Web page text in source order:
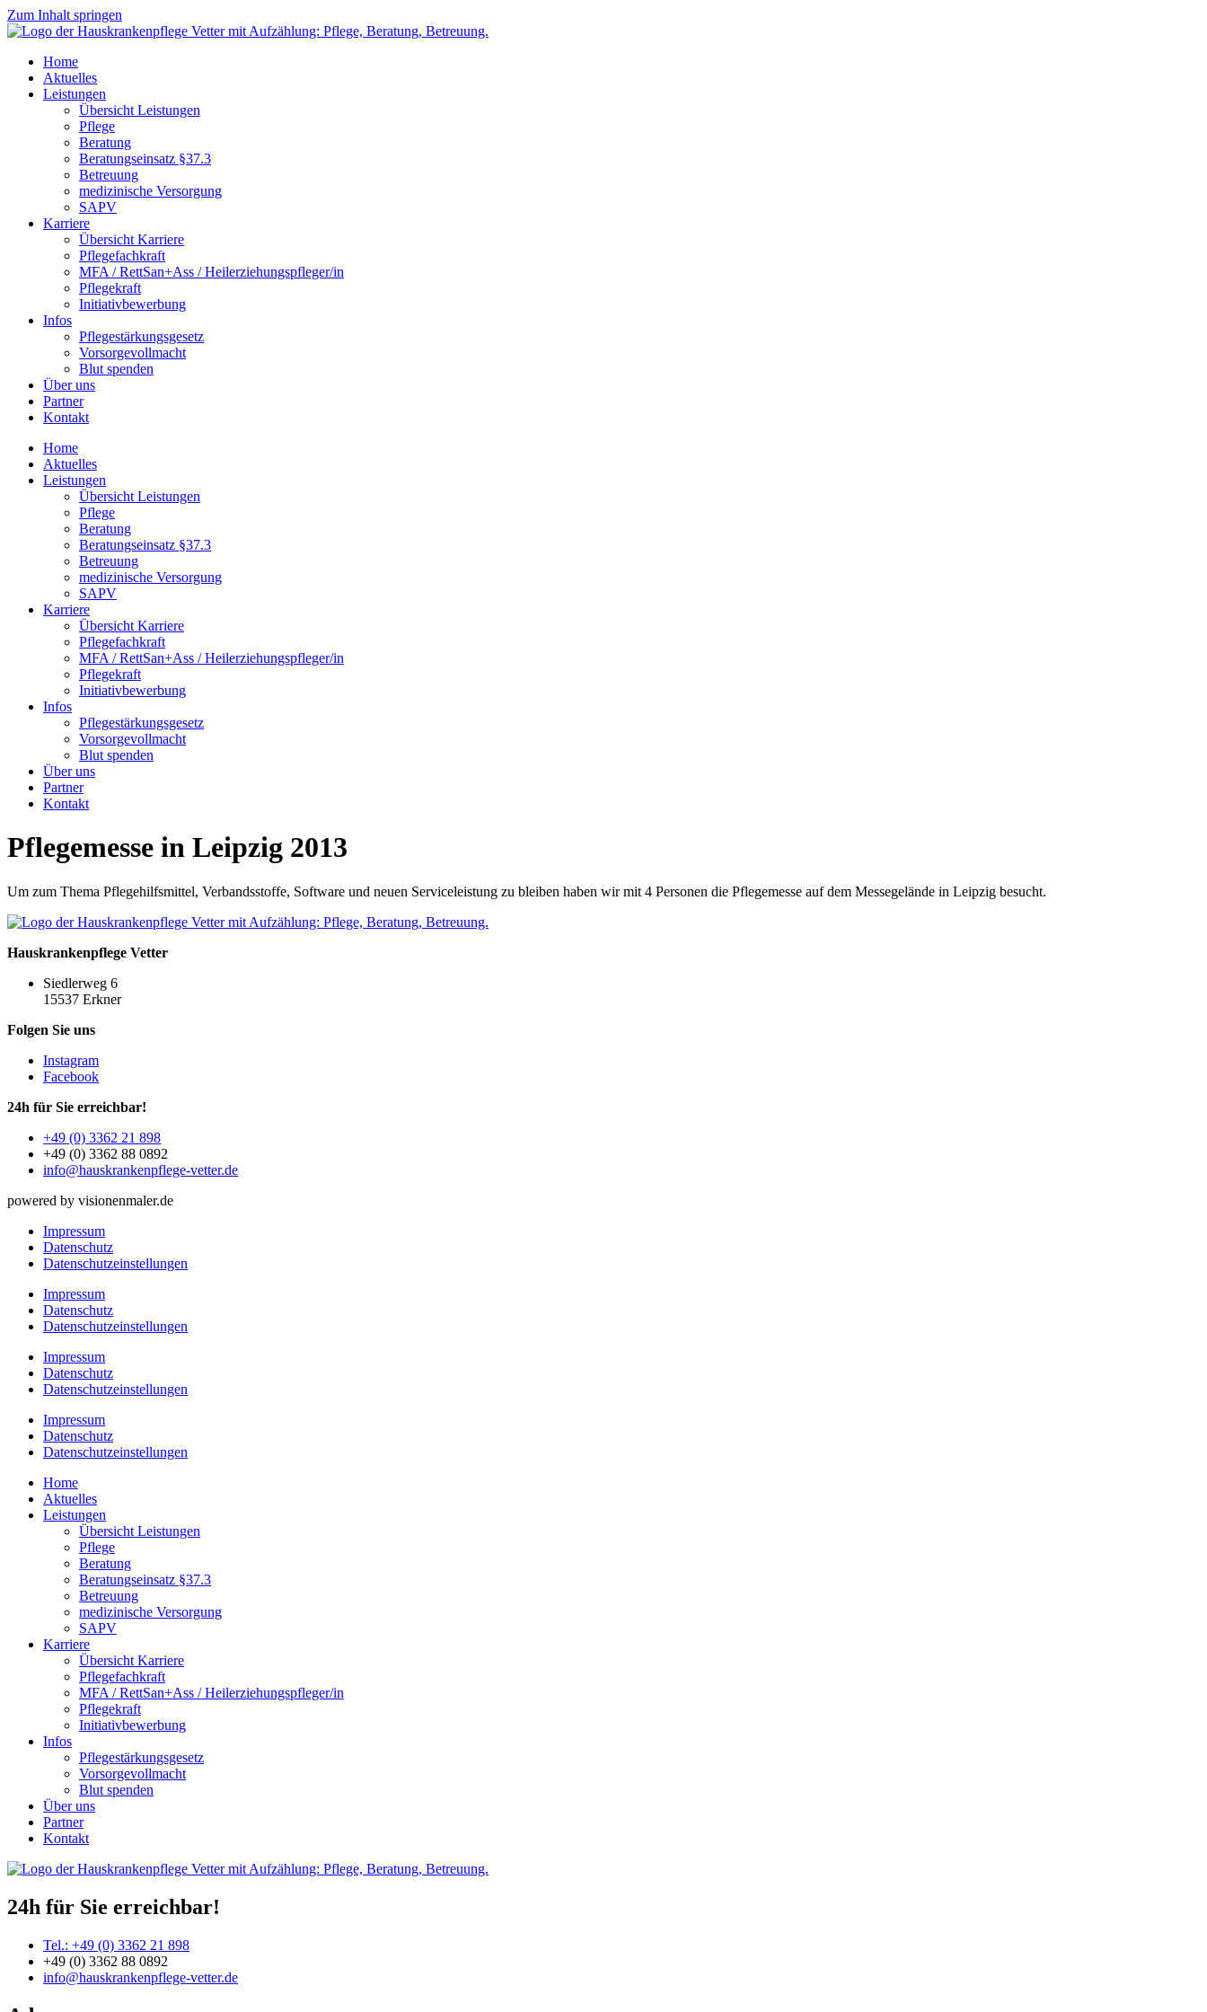
Zum Inhalt springen
Home
Aktuelles
Leistungen
Übersicht Leistungen
Pflege
Beratung
Beratungseinsatz §37.3
Betreuung
medizinische Versorgung
SAPV
Karriere
Übersicht Karriere
Pflegefachkraft
MFA / RettSan+Ass / Heilerziehungspfleger/in
Pflegekraft
Initiativbewerbung
Infos
Pflegestärkungsgesetz
Vorsorgevollmacht
Blut spenden
Über uns
Partner
Kontakt
Home
Aktuelles
Leistungen
Übersicht Leistungen
Pflege
Beratung
Beratungseinsatz §37.3
Betreuung
medizinische Versorgung
SAPV
Karriere
Übersicht Karriere
Pflegefachkraft
MFA / RettSan+Ass / Heilerziehungspfleger/in
Pflegekraft
Initiativbewerbung
Infos
Pflegestärkungsgesetz
Vorsorgevollmacht
Blut spenden
Über uns
Partner
Kontakt
Pflegemesse in Leipzig 2013
Um zum Thema Pflegehilfsmittel, Verbandsstoffe, Software und neuen Serviceleistung zu bleiben haben wir mit 4 Personen die Pflegemesse auf dem Messegelände in Leipzig besucht.
Hauskrankenpflege Vetter
Siedlerweg 6
15537 Erkner
Folgen Sie uns
Instagram
Facebook
24h für Sie erreichbar!
+49 (0) 3362 21 898
+49 (0) 3362 88 0892
info@hauskrankenpflege-vetter.de
powered by visionenmaler.de
Impressum
Datenschutz
Datenschutzeinstellungen
Impressum
Datenschutz
Datenschutzeinstellungen
Impressum
Datenschutz
Datenschutzeinstellungen
Impressum
Datenschutz
Datenschutzeinstellungen
Home
Aktuelles
Leistungen
Übersicht Leistungen
Pflege
Beratung
Beratungseinsatz §37.3
Betreuung
medizinische Versorgung
SAPV
Karriere
Übersicht Karriere
Pflegefachkraft
MFA / RettSan+Ass / Heilerziehungspfleger/in
Pflegekraft
Initiativbewerbung
Infos
Pflegestärkungsgesetz
Vorsorgevollmacht
Blut spenden
Über uns
Partner
Kontakt
24h für Sie erreichbar!
Tel.: +49 (0) 3362 21 898
+49 (0) 3362 88 0892
info@hauskrankenpflege-vetter.de